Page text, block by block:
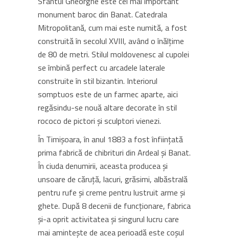
monument baroc din Banat. Catedrala
Mitropolitană, cum mai este numită, a fost
construită în secolul XVIII, având o înălțime
de 80 de metri. Stilul moldovenesc al cupolei
se îmbină perfect cu arcadele laterale
construite în stil bizantin. Interiorul
somptuos este de un farmec aparte, aici
regăsindu-se nouă altare decorate în stil
rococo de pictori și sculptori vienezi.
În Timișoara, în anul 1883 a fost înființată
prima fabrică de chibrituri din Ardeal și Banat.
În ciuda denumirii, aceasta producea și
unsoare de căruță, lacuri, grăsimi, albăstrală
pentru rufe și creme pentru lustruit arme și
ghete. După 8 decenii de funcționare, fabrica
și-a oprit activitatea și singurul lucru care
mai amintește de acea perioadă este coșul